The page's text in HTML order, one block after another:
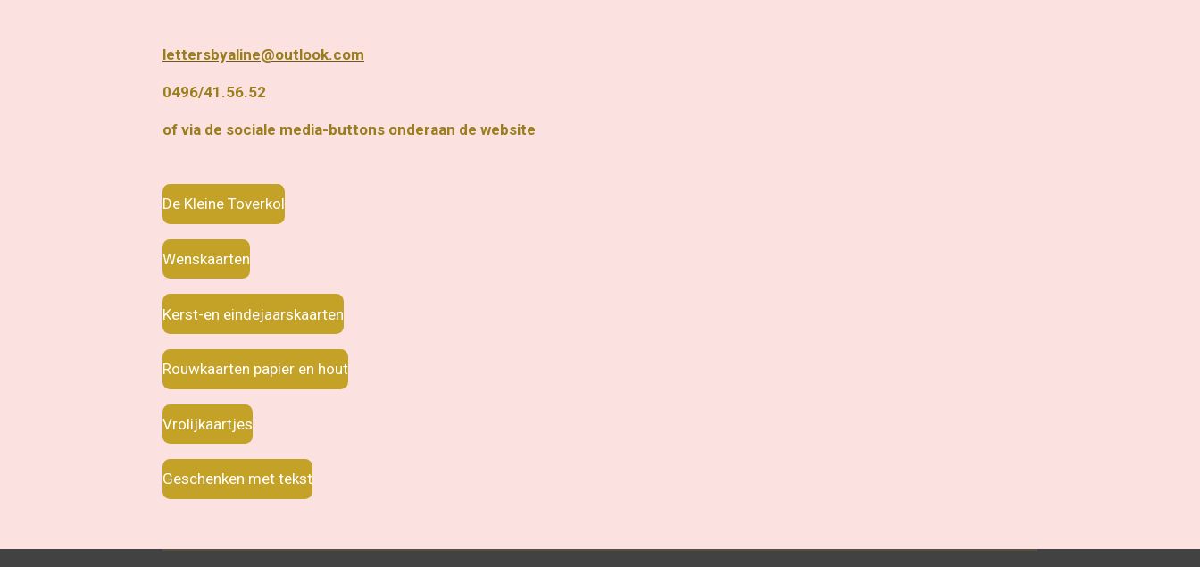
lettersbyaline@outlook.com
0496/41.56.52
of via de sociale media-buttons onderaan de website
De Kleine Toverkol
Wenskaarten
Kerst-en eindejaarskaarten
Rouwkaarten papier en hout
Vrolijkaartjes
Geschenken met tekst